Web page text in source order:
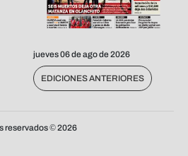
jueves 06 de ago de 2026
EDICIONES ANTERIORES
reservados ©2026